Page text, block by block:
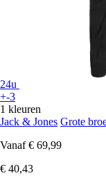
24u
+-3
1 kleuren
Jack & Jones Grote
Vanaf € 69,99
€ 40,43